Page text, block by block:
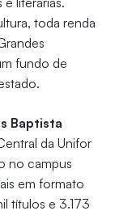
toda renda
fundo de
Baptista
da Unifor
no campus
em formato
títulos e 3.173